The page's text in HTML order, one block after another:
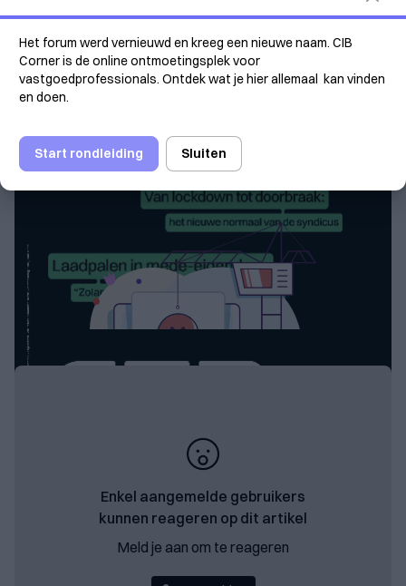
29/06/2025 Download
Enkel aangemelde gebruikers
kunnen reageren op dit artikel
Meld je aan om te reageren
Het forum werd vernieuwd en kreeg een nieuwe naam. CIB
Corner is de online ontmoetingsplek voor
vastgoedprofessionals. Ontdek wat je hier allemaal kan vinden
en doen.
Start rondleiding Sluiten